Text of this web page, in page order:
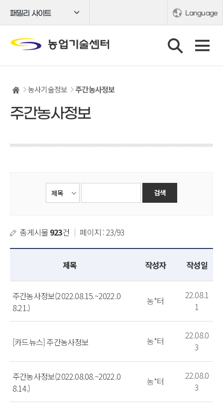
패밀리 사이트 Language
농사기술정보 주간농사정보
주간농사정보
총게시물 923건 ｜ 페이지 : 23/93
제목 작성자 작성일
주간농사정보(2022.08.15.~2022.0
8.21.)
농*터
22.08.1
1
[카드뉴스] 주간농사정보 농*터
22.08.0
3
주간농사정보(2022.08.08.~2022.0
8.14.)
농*터
22.08.0
3